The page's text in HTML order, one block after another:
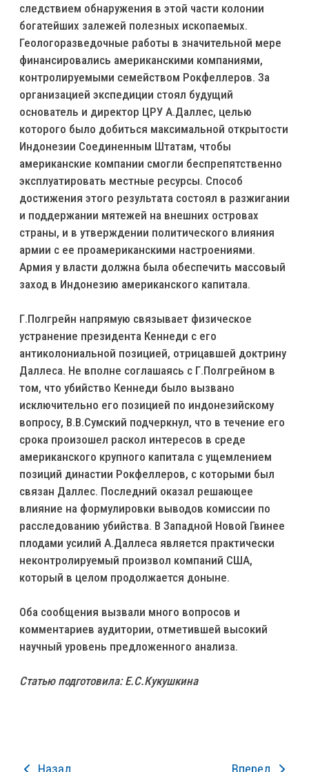
следствием обнаружения в этой части колонии
богатейших залежей полезных ископаемых.
Геологоразведочные работы в значительной мере
финансировались американскими компаниями,
контролируемыми семейством Рокфеллеров. За
организацией экспедиции стоял будущий
основатель и директор ЦРУ А.Даллес, целью
которого было добиться максимальной открытости
Индонезии Соединенным Штатам, чтобы
американские компании смогли беспрепятственно
эксплуатировать местные ресурсы. Способ
достижения этого результата состоял в разжигании
и поддержании мятежей на внешних островах
страны, и в утверждении политического влияния
армии с ее проамериканскими настроениями.
Армия у власти должна была обеспечить массовый
заход в Индонезию американского капитала.
Г.Полгрейн напрямую связывает физическое
устранение президента Кеннеди с его
антиколониальной позицией, отрицавшей доктрину
Даллеса. Не вполне соглашаясь с Г.Полгрейном в
том, что убийство Кеннеди было вызвано
исключительно его позицией по индонезийскому
вопросу, В.В.Сумский подчеркнул, что в течение его
срока произошел раскол интересов в среде
американского крупного капитала с ущемлением
позиций династии Рокфеллеров, с которыми был
связан Даллес. Последний оказал решающее
влияние на формулировки выводов комиссии по
расследованию убийства. В Западной Новой Гвинее
плодами усилий А.Даллеса является практически
неконтролируемый произвол компаний США,
который в целом продолжается доныне.
Оба сообщения вызвали много вопросов и
комментариев аудитории, отметившей высокий
научный уровень предложенного анализа.
Статью подготовила: Е.С.Кукушкина
Назад Вперед